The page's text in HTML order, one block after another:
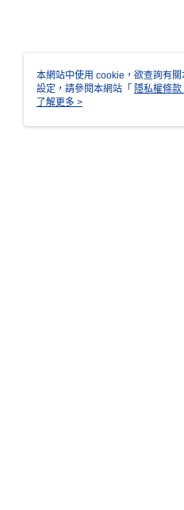
本網站中使用 cookie，欲查詢有
設定，請參閱本網站「 隱私權條款
使用 cookie。
了解更多 >